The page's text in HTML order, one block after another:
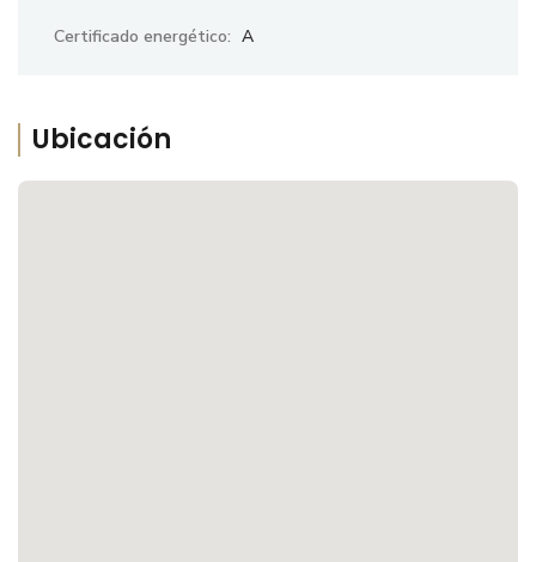
Certificado energético: A
Ubicación